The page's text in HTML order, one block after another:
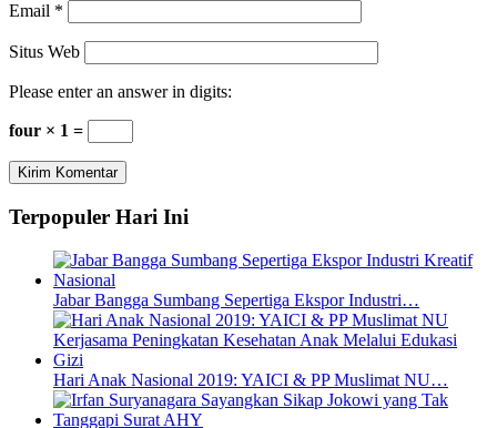
Email *
Situs Web
Please enter an answer in digits:
four × 1 =
Terpopuler Hari Ini
Jabar Bangga Sumbang Sepertiga Ekspor Industri…
Hari Anak Nasional 2019: YAICI & PP Muslimat NU…